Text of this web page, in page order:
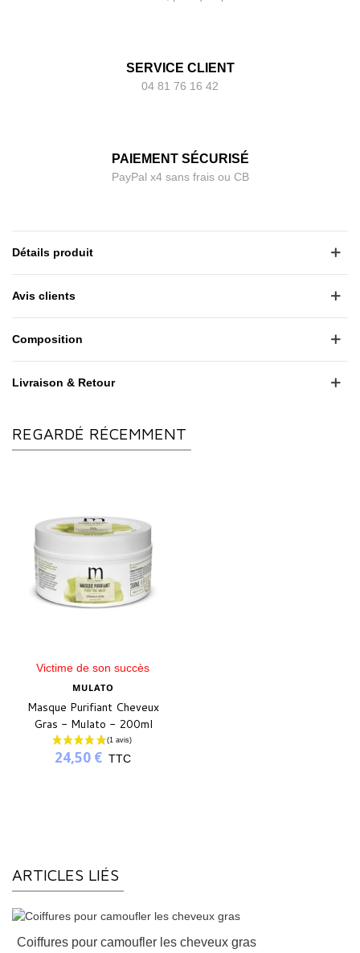
SERVICE CLIENT
04 81 76 16 42
PAIEMENT SÉCURISÉ
PayPal x4 sans frais ou CB
Détails produit
Avis clients
Composition
Livraison & Retour
REGARDÉ RÉCEMMENT
Victime de son succès
MULATO
Masque Purifiant Cheveux
Gras - Mulato - 200ml
24,50 € TTC
ARTICLES LIÉS
Coiffures pour camoufler les cheveux gras